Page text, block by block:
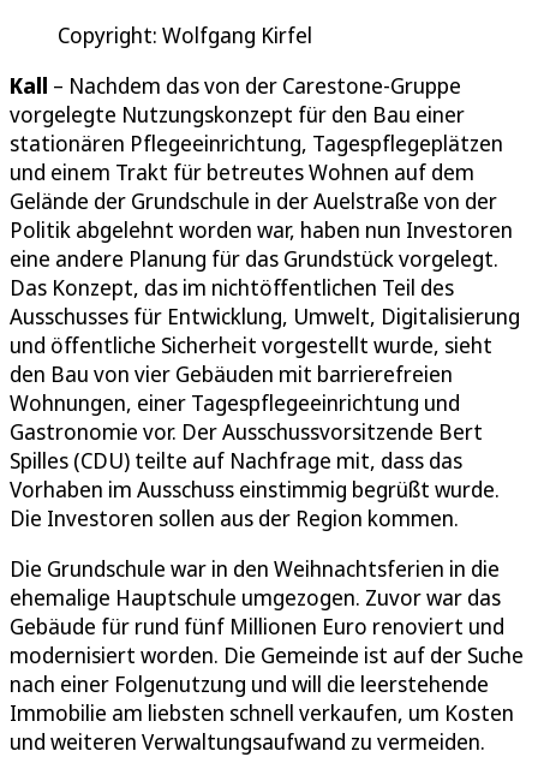
Copyright: Wolfgang Kirfel
Kall – Nachdem das von der Carestone-Gruppe
vorgelegte Nutzungskonzept für den Bau einer
stationären Pflegeeinrichtung, Tagespflegeplätzen
und einem Trakt für betreutes Wohnen auf dem
Gelände der Grundschule in der Auelstraße von der
Politik abgelehnt worden war, haben nun Investoren
eine andere Planung für das Grundstück vorgelegt.
Das Konzept, das im nichtöffentlichen Teil des
Ausschusses für Entwicklung, Umwelt, Digitalisierung
und öffentliche Sicherheit vorgestellt wurde, sieht
den Bau von vier Gebäuden mit barrierefreien
Wohnungen, einer Tagespflegeeinrichtung und
Gastronomie vor. Der Ausschussvorsitzende Bert
Spilles (CDU) teilte auf Nachfrage mit, dass das
Vorhaben im Ausschuss einstimmig begrüßt wurde.
Die Investoren sollen aus der Region kommen.
Die Grundschule war in den Weihnachtsferien in die
ehemalige Hauptschule umgezogen. Zuvor war das
Gebäude für rund fünf Millionen Euro renoviert und
modernisiert worden. Die Gemeinde ist auf der Suche
nach einer Folgenutzung und will die leerstehende
Immobilie am liebsten schnell verkaufen, um Kosten
und weiteren Verwaltungsaufwand zu vermeiden.